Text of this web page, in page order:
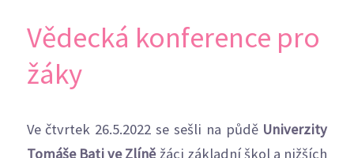
Vědecká konference pro
žáky
Ve čtvrtek 26.5.2022 se sešli na půdě Univerzity
Tomáše Bati ve Zlíně žáci základní škol a nižších